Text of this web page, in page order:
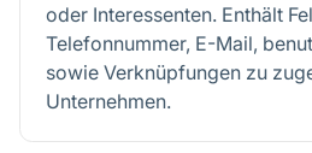
oder Interessenten. Enthält
Telefonnummer, E-Mail,
sowie Verknüpfungen zu
Unternehmen.